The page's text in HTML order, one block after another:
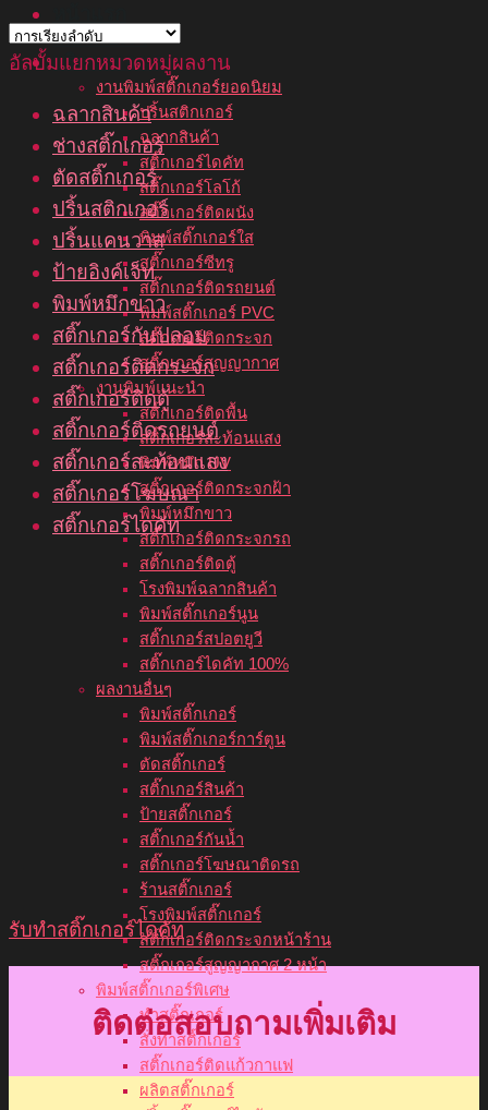
เกี่ยวกับเรา
บริการของเรา
งานพิมพ์สติ๊กเกอร์ยอดนิยม
ปริ้นสติกเกอร์
ฉลากสินค้า
สติ๊กเกอร์ไดคัท
สติ๊กเกอร์โลโก้
สติ๊กเกอร์ติดผนัง
พิมพ์สติ๊กเกอร์ใส
สติ๊กเกอร์ซีทรู
สติ๊กเกอร์ติดรถยนต์
พิมพ์สติ๊กเกอร์ PVC
สติ๊กเกอร์ติดกระจก
สติ๊กเกอร์สูญญากาศ
งานพิมพ์แนะนำ
สติ๊กเกอร์ติดพื้น
สติ๊กเกอร์สะท้อนแสง
พิมพ์หมึก UV
สติ๊กเกอร์ติดกระจกฝ้า
พิมพ์หมึกขาว
สติ๊กเกอร์ติดกระจกรถ
สติ๊กเกอร์ติดตู้
โรงพิมพ์ฉลากสินค้า
พิมพ์สติ๊กเกอร์นูน
สติ๊กเกอร์สปอตยูวี
สติ๊กเกอร์ไดคัท 100%
ผลงานอื่นๆ
พิมพ์สติ๊กเกอร์
พิมพ์สติ๊กเกอร์การ์ตูน
ตัดสติ๊กเกอร์
สติ๊กเกอร์สินค้า
ป้ายสติ๊กเกอร์
สติ๊กเกอร์กันน้ำ
สติ๊กเกอร์โฆษณาติดรถ
ร้านสติ๊กเกอร์
โรงพิมพ์สติ๊กเกอร์
สติ๊กเกอร์ติดกระจกหน้าร้าน
สติ๊กเกอร์สูญญากาศ 2 หน้า
พิมพ์สติ๊กเกอร์พิเศษ
ทำสติ๊กเกอร์
สั่งทำสติ๊กเกอร์
สติ๊กเกอร์ติดแก้วกาแฟ
ผลิตสติ๊กเกอร์
อัลบั้มแยกหมวดหมู่ผลงาน
ฉลากสินค้า
ช่างสติ๊กเกอร์
ตัดสติ๊กเกอร์
ปริ้นสติกเกอร์
ปริ้นแคนวาส
ป้ายอิงค์เจ็ท
พิมพ์หมึกขาว
สติ๊กเกอร์กันปลอม
สติ๊กเกอร์ติดกระจก
สติ๊กเกอร์ติดตู้
สติ๊กเกอร์ติดรถยนต์
สติ๊กเกอร์สะท้อนแสง
สติ๊กเกอร์โฆษณา
สติ๊กเกอร์ไดคัท
รับทําสติ๊กเกอร์ไดคัท
ติดต่อสอบถามเพิ่มเติม